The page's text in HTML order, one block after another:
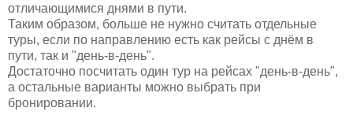
отличающимися днями в пути.
Таким образом, больше не нужно считать отдельные
туры, если по направлению есть как рейсы с днём в
пути, так и "день-в-день".
Достаточно посчитать один тур на рейсах "день-в-день",
а остальные варианты можно выбрать при
бронировании.